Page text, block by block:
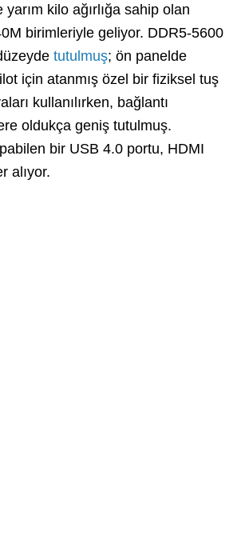
kilo ağırlığa sahip olan
birimleriyle geliyor. DDR5-5600
tutulmuş; ön panelde
için atanmış özel bir fiziksel tuş
kullanılırken, bağlantı
oldukça geniş tutulmuş.
bir USB 4.0 portu, HDMI
alıyor.